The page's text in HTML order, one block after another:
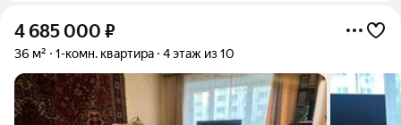
4 685 000 ₽
36 м² 1-комн. квартира 4 этаж из 10